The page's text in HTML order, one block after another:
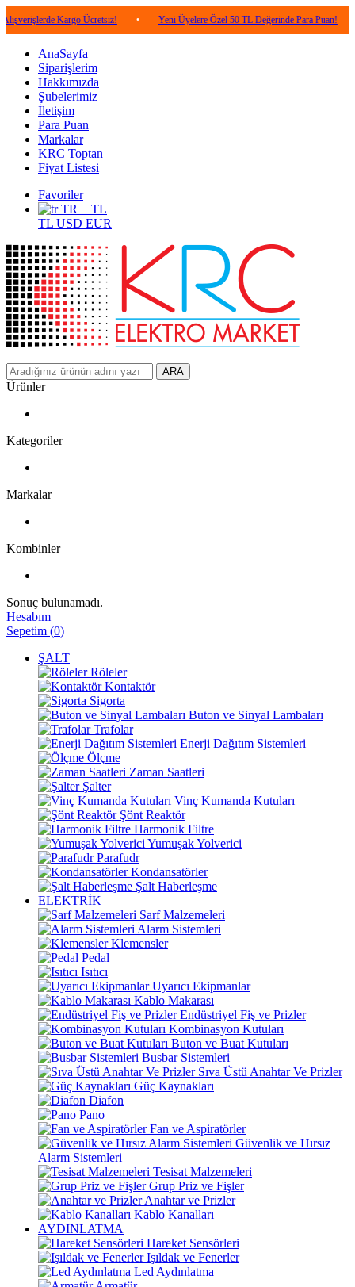
Kargo Ücretsiz! • Yeni Üyelere Özel 50 TL Değerinde Para Puan! •
AnaSayfa
Siparişlerim
Hakkımızda
Şubelerimiz
İletişim
Para Puan
Markalar
KRC Toptan
Fiyat Listesi
Favoriler
TR − TL
TL USD EUR
ARA
Ürünler
Kategoriler
Markalar
Kombinler
Sonuç bulunamadı.
Hesabım
Sepetim (0)
ŞALT
Röleler
Kontaktör
Sigorta
Buton ve Sinyal Lambaları
Trafolar
Enerji Dağıtım Sistemleri
Ölçme
Zaman Saatleri
Şalter
Vinç Kumanda Kutuları
Şönt Reaktör
Harmonik Filtre
Yumuşak Yolverici
Parafudr
Kondansatörler
Şalt Haberleşme
ELEKTRİK
Sarf Malzemeleri
Alarm Sistemleri
Klemensler
Pedal
Isıtıcı
Uyarıcı Ekipmanlar
Kablo Makarası
Endüstriyel Fiş ve Prizler
Kombinasyon Kutuları
Buton ve Buat Kutuları
Busbar Sistemleri
Sıva Üstü Anahtar Ve Prizler
Güç Kaynakları
Diafon
Pano
Fan ve Aspiratörler
Güvenlik ve Hırsız
Alarm Sistemleri
Tesisat Malzemeleri
Grup Priz ve Fişler
Anahtar ve Prizler
Kablo Kanalları
AYDINLATMA
Hareket Sensörleri
Işıldak ve Fenerler
Led Aydınlatma